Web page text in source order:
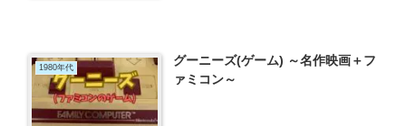
1980年代
グーニーズ(ゲーム) ～名作映画＋フ
ァミコン～